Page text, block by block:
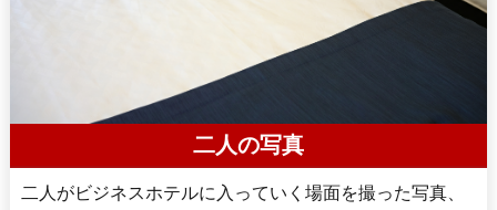
二人の写真
二人がビジネスホテルに入っていく場面を撮った写真、